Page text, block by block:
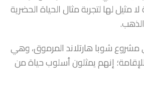
مثيل لها لتجربة مثال الحياة الحضرية
شوبا هارتلاند المرموق، وهي
إنهم يمثلون أسلوب حياة من